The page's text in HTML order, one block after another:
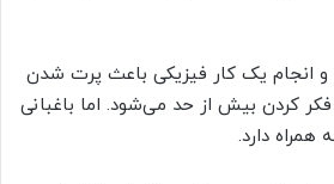
و انجام یک کار فیزیکی باعث پرت شدن
کردن بیش از حد می‌شود. اما باغبانی
همراه دارد.